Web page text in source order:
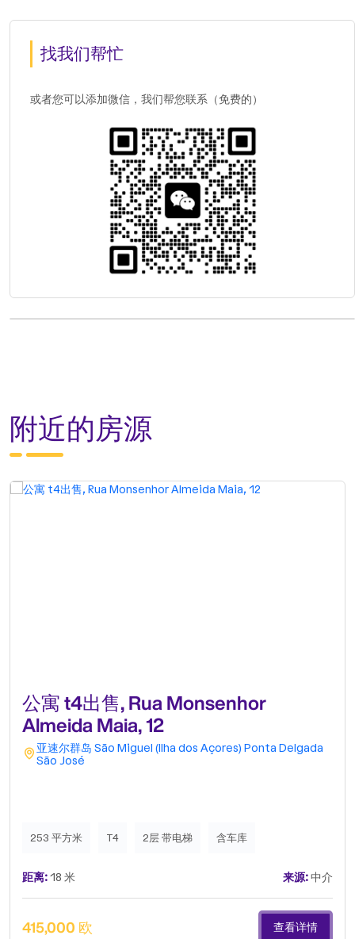
找我们帮忙
或者您可以添加微信，我们帮您联系（免费的）
附近的房源
公寓 t4出售, Rua Monsenhor
Almeida Maia, 12
亚速尔群岛 São Miguel (Ilha dos Açores) Ponta Delgada
São José
253 平方米 T4 2层 带电梯 含车库
距离:18 米 来源:中介
415,000 欧 查看详情